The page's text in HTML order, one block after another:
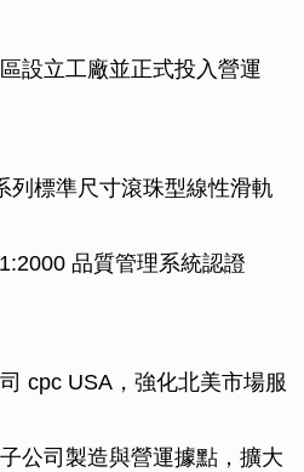
設立工廠並正式投入營運
列標準尺寸滾珠型線性滑軌
品質管理系統認證
cpc USA，強化北美市場服
公司製造與營運據點，擴大